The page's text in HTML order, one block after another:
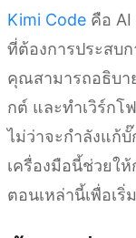
Kimi Code คือ
ที่ต้องการประสบ
คุณสามารถอธิบา
กต์ และทำเวิร์กโ
ไม่ว่าจะกำลังแก้
เครื่องมือนี้ช่วยใ
ตอนเหล่านี้เพื่อเริ่